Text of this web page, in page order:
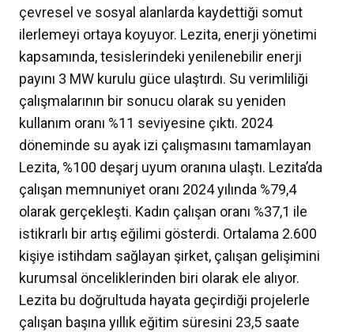
çevresel ve sosyal alanlarda kaydettiği somut
ilerlemeyi ortaya koyuyor. Lezita, enerji yönetimi
kapsamında, tesislerindeki yenilenebilir enerji
payını 3 MW kurulu güce ulaştırdı. Su verimliliği
çalışmalarının bir sonucu olarak su yeniden
kullanım oranı %11 seviyesine çıktı. 2024
döneminde su ayak izi çalışmasını tamamlayan
Lezita, %100 deşarj uyum oranına ulaştı. Lezita’da
çalışan memnuniyet oranı 2024 yılında %79,4
olarak gerçekleşti. Kadın çalışan oranı %37,1 ile
istikrarlı bir artış eğilimi gösterdi. Ortalama 2.600
kişiye istihdam sağlayan şirket, çalışan gelişimini
kurumsal önceliklerinden biri olarak ele alıyor.
Lezita bu doğrultuda hayata geçirdiği projelerle
çalışan başına yıllık eğitim süresini 23,5 saate